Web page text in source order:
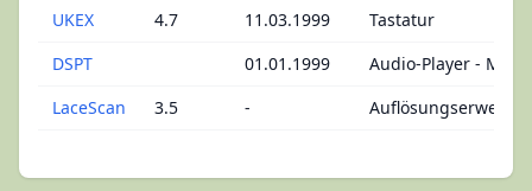
UKEX
4.7 11.03.1999
Tastatur
DSPT
01.01.1999
Audio-Player - MOD
LaceScan
3.5 -